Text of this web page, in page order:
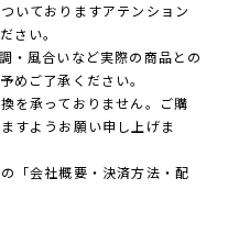
いておりますアテンション
さい。
・風合いなど実際の商品との
めご了承ください。
を承っておりません。ご購
すようお願い申し上げま
「会社概要・決済方法・配